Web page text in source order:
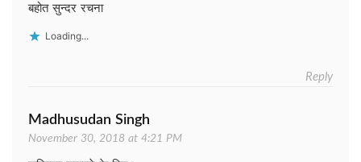
बहोत सुन्दर रचना
Loading...
Reply
Madhusudan Singh
November 30, 2018 at 4:21 PM